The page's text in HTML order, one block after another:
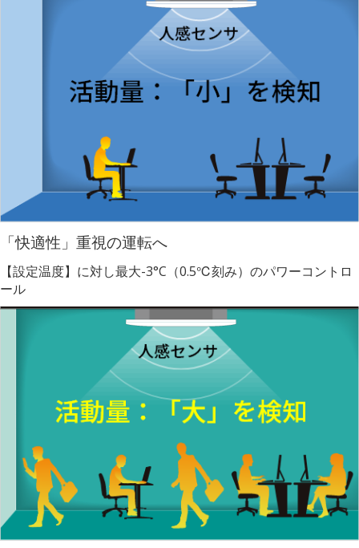
「快適性」重視の運転へ
【設定温度】に対し最大-3°C（0.5℃刻み）のパワーコントロ
ール